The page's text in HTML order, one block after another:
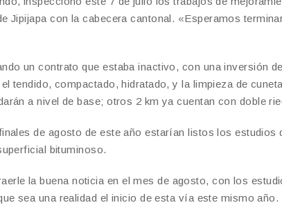
Jipijapa con la cabecera cantonal. «Esperamos
un contrato que estaba inactivo, con una inversión
tendido, compactado, hidratado, y la limpieza de
a nivel de base; otros 2 km ya cuentan con doble
de agosto de este año estarían listos los estudios
bituminoso.
la buena noticia en el mes de agosto, con los
sea una realidad el inicio de esta vía este mismo